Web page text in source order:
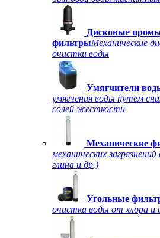
Дисковые
фильтрыМеханические
очистки воды
Умягчители
умягчения воды путем
солей жесткости
Механические
механических
глина и др.)
Угольные
очистка воды от хлора и